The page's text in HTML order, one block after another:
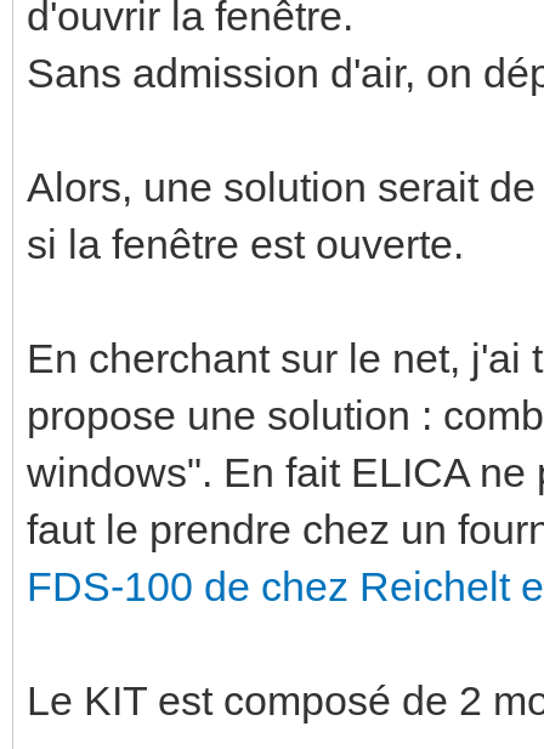
d'ouvrir la fenêtre.
Sans admission d'air, on
Alors, une solution serait
si la fenêtre est ouverte.
En cherchant sur le net, j'ai
propose une solution :
windows". En fait ELICA
faut le prendre chez un
FDS-100 de chez Reichelt
Le KIT est composé de 2